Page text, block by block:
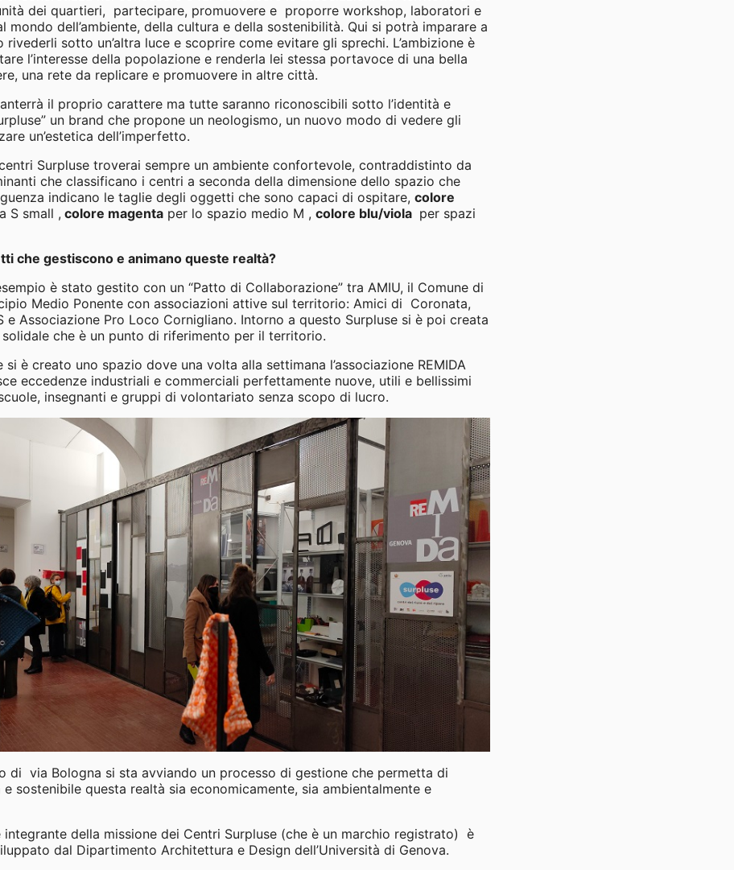
dei quartieri, partecipare, promuovere e proporre workshop, laboratori e
mondo dell’ambiente, della cultura e della sostenibilità. Qui si potrà imparare a
sotto un’altra luce e scoprire come evitare gli sprechi. L’ambizione è
l’interesse della popolazione e renderla lei stessa portavoce di una bella
una rete da replicare e promuovere in altre città.
il proprio carattere ma tutte saranno riconoscibili sotto l’identità e
un brand che propone un neologismo, un nuovo modo di vedere gli
un’estetica dell’imperfetto.
Surpluse troverai sempre un ambiente confortevole, contraddistinto da
che classificano i centri a seconda della dimensione dello spazio che
indicano le taglie degli oggetti che sono capaci di ospitare, colore
S small , colore magenta per lo spazio medio M , colore blu/viola per spazi
che gestiscono e animano queste realtà?
è stato gestito con un “Patto di Collaborazione” tra AMIU, il Comune di
Medio Ponente con associazioni attive sul territorio: Amici di Coronata,
e Associazione Pro Loco Cornigliano. Intorno a questo Surpluse si è poi creata
solidale che è un punto di riferimento per il territorio.
si è creato uno spazio dove una volta alla settimana l’associazione REMIDA
eccedenze industriali e commerciali perfettamente nuove, utili e bellissimi
insegnanti e gruppi di volontariato senza scopo di lucro.
di via Bologna si sta avviando un processo di gestione che permetta di
sostenibile questa realtà sia economicamente, sia ambientalmente e
della missione dei Centri Surpluse (che è un marchio registrato) è
dal Dipartimento Architettura e Design dell’Università di Genova.